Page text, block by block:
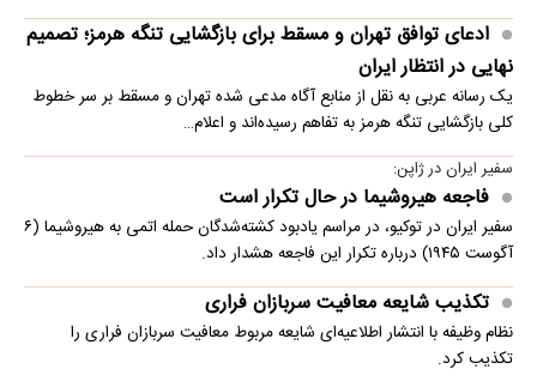
ادعای توافق تهران و مسقط برای بازگشایی تنگه هرمز؛ تصمیم
نهایی در انتظار ایران
یک رسانه عربی به نقل از منابع آگاه مدعی شده تهران و مسقط بر سر خطوط
کلی بازگشایی تنگه هرمز به تفاهم رسیده‌اند و اعلام…
سفیر ایران در ژاپن:
فاجعه هیروشیما در حال تکرار است
سفیر ایران در توکیو، در مراسم یادبود کشته‌شدگان حمله اتمی به هیروشیما (۶
آگوست ۱۹۴۵) درباره تکرار این فاجعه هشدار داد.
تکذیب شایعه معافیت سربازان فراری
نظام وظیفه با انتشار اطلاعیه‌ای شایعه مربوط معافیت سربازان فراری را
تکذیب کرد.